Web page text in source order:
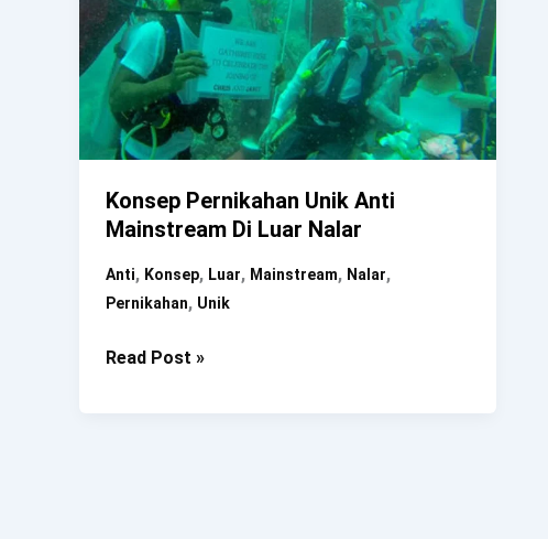
Konsep Pernikahan Unik Anti
Mainstream Di Luar Nalar
Anti, Konsep, Luar, Mainstream, Nalar,
Pernikahan, Unik
Konsep
Read Post »